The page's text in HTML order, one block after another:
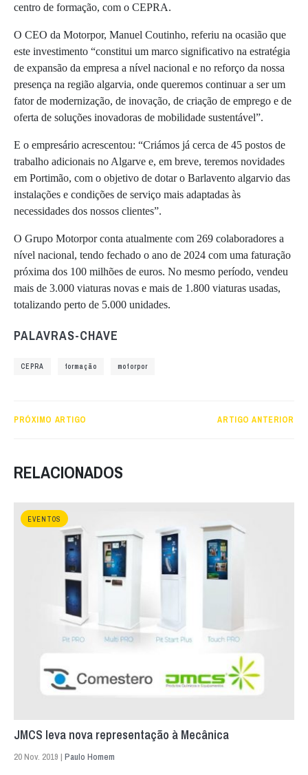
centro de formação, com o CEPRA.
O CEO da Motorpor, Manuel Coutinho, referiu na ocasião que
este investimento “constitui um marco significativo na estratégia
de expansão da empresa a nível nacional e no reforço da nossa
presença na região algarvia, onde queremos continuar a ser um
fator de modernização, de inovação, de criação de emprego e de
oferta de soluções inovadoras de mobilidade sustentável”.
E o empresário acrescentou: “Criámos já cerca de 45 postos de
trabalho adicionais no Algarve e, em breve, teremos novidades
em Portimão, com o objetivo de dotar o Barlavento algarvio das
instalações e condições de serviço mais adaptadas às
necessidades dos nossos clientes”.
O Grupo Motorpor conta atualmente com 269 colaboradores a
nível nacional, tendo fechado o ano de 2024 com uma faturação
próxima dos 100 milhões de euros. No mesmo período, vendeu
mais de 3.000 viaturas novas e mais de 1.800 viaturas usadas,
totalizando perto de 5.000 unidades.
PALAVRAS-CHAVE
CEPRA formação motorpor
PRÓXIMO ARTIGO ARTIGO ANTERIOR
RELACIONADOS
EVENTOS
JMCS leva nova representação à Mecânica
20 Nov. 2019 | Paulo Homem